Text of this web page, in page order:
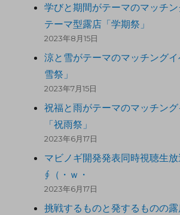
学びと期間がテーマのマッチン
テーマ型露店「学期祭」
2023年8月15日
涼と雪がテーマのマッチング
雪祭」
2023年7月15日
祝福と雨がテーマのマッチング
「祝雨祭」
2023年6月17日
マビノギ開発発表同時視聴生
∮（・ｗ・
2023年6月17日
挑戦するものと発するものの